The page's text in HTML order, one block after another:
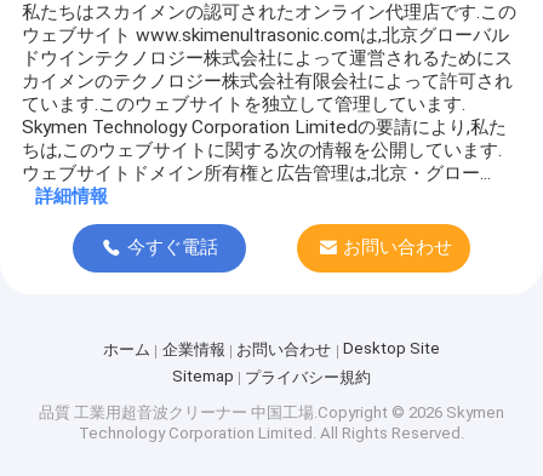
私たちはスカイメンの認可されたオンライン代理店です.この
ウェブサイト www.skimenultrasonic.comは,北京グローバル
ドウインテクノロジー株式会社によって運営されるためにス
カイメンのテクノロジー株式会社有限会社によって許可され
ています.このウェブサイトを独立して管理しています.
Skymen Technology Corporation Limitedの要請により,私た
ちは,このウェブサイトに関する次の情報を公開しています.
ウェブサイトドメイン所有権と広告管理は,北京・グロー...
詳細情報
今すぐ電話 お問い合わせ
ホーム 企業情報 お問い合わせ
Desktop Site
Sitemap
プライバシー規約
品質 工業用超音波クリーナー 中国工場.Copyright © 2026 Skymen
Technology Corporation Limited. All Rights Reserved.